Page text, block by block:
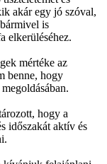
akár egy jó szóval,
is
elkerüléséhez.
mértéke az
benne, hogy
hogy a
időszakát aktív és